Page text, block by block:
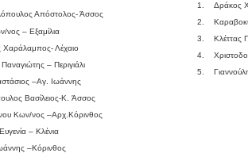
Απόστολος- Άσσος
νος – Εξαμίλια
Χαράλαμπος- Λέχαιο
– Περιγιάλι
–Αγ. Ιωάννης
Βασίλειος-K
. Άσσος
Κων/νος –Αρχ.Κόρινθος
– Κλένια
–Κόρινθος
1.
Δράκος
2.
3.
Κλέττας
4.
5.